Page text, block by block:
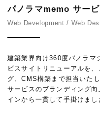
パノラマmemo サービ
Web Development / Web
建築業界向け360度パノラマ
ビスサイトリニューアルを
グ、CMS構築まで担当いたし
サービスのブランディング
インから一貫して手掛けまし